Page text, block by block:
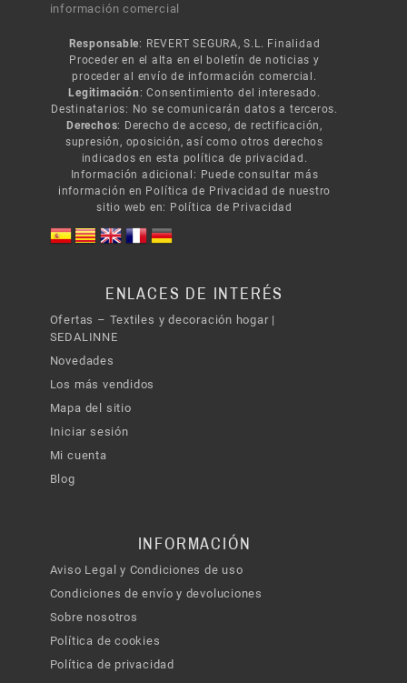
información comercial
Responsable: REVERT SEGURA, S.L. Finalidad
Proceder en el alta en el boletín de noticias y
proceder al envío de información comercial.
Legitimación : Consentimiento del interesado.
Destinatarios: No se comunicarán datos a terceros.
Derechos: Derecho de acceso, de rectificación,
supresión, oposición, así como otros derechos
indicados en esta política de privacidad.
Información adicional: Puede consultar más
información en Política de Privacidad de nuestro
sitio web en: Política de Privacidad
ENLACES DE INTERÉS
Ofertas – Textiles y decoración hogar |
SEDALINNE
Novedades
Los más vendidos
Mapa del sitio
Iniciar sesión
Mi cuenta
Blog
INFORMACIÓN
Aviso Legal y Condiciones de uso
Condiciones de envío y devoluciones
Sobre nosotros
Política de cookies
Política de privacidad